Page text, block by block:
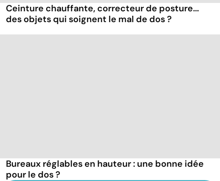
Ceinture chauffante, correcteur de posture...
des objets qui soignent le mal de dos ?
Bureaux réglables en hauteur : une bonne idée
pour le dos ?